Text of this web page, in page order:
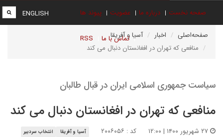
صفحه نخست درباره ما عضویت پیوند ها
تماس با ما RSS
ENGLISH
صفحه‌اصلی اخبار
آسیا و آفریقا
منافعی که تهران در افغانستان دنبال می کند
سیاست جمهوری اسلامی ایران در قبال طالبان
منافعی که تهران در افغانستان دنبال می کند
کد : ۲۰۰۶۰۵۶ آسیا و آفریقا انتخاب سردبیر